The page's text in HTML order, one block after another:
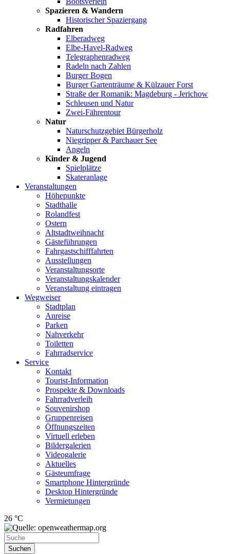
Spazieren & Wandern
Historischer Spaziergang
Radfahren
Elberadweg
Elbe-Havel-Radweg
Telegraphenradweg
Radeln nach Zahlen
Burger Bogen
Burger Gartenträume & Külzauer Forst
Straße der Romanik: Magdeburg - Jerichow
Schleusen und Natur
Zwei-Fährentour
Natur
Naturschutzgebiet Bürgerholz
Niegripper & Parchauer See
Angeln
Kinder & Jugend
Spielplätze
Skateranlage
Veranstaltungen
Höhepunkte
Stadthalle
Rolandfest
Ostern
Altstadtweihnacht
Gästeführungen
Fahrgastschifffahrten
Ausstellungen
Veranstaltungsorte
Veranstaltungskalender
Veranstaltung eintragen
Wegweiser
Stadtplan
Anreise
Parken
Nahverkehr
Toiletten
Fahrradservice
Service
Kontakt
Tourist-Information
Prospekte & Downloads
Fahrradverleih
Souvenirshop
Gruppenreisen
Öffnungszeiten
Virtuell erleben
Bildergalerien
Videogalerie
Aktuelles
Gästeumfrage
Smartphone Hintergründe
Desktop Hintergründe
Vermietungen
26 °C
Suchen